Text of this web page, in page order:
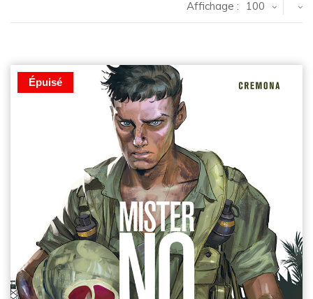
Affichage : 100
Épuisé